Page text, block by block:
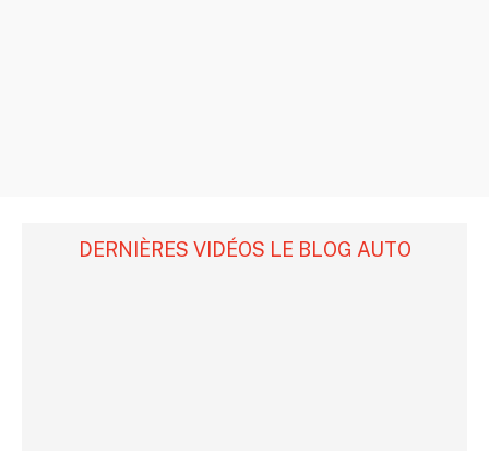
DERNIÈRES VIDÉOS LE BLOG AUTO